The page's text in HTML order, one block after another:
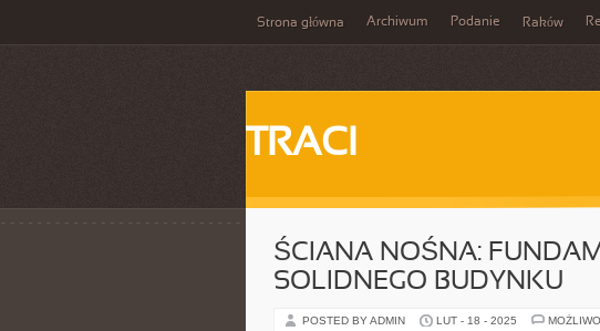
Strona główna Archiwum Podanie Raków
TRACI
ŚCIANA NOŚNA:
SOLIDNEGO BUDYNKU
POSTED BY ADMIN LUT - 18 - 2025